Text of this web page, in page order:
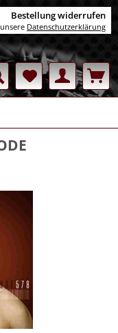
Bestellung widerrufen
Datenschutzerklärung